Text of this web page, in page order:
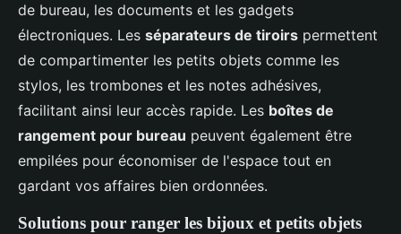
de bureau, les documents et les gadgets
électroniques. Les séparateurs de tiroirs permettent
de compartimenter les petits objets comme les
stylos, les trombones et les notes adhésives,
facilitant ainsi leur accès rapide. Les boîtes de
rangement pour bureau peuvent également être
empilées pour économiser de l'espace tout en
gardant vos affaires bien ordonnées.
Solutions pour ranger les bijoux et petits objets